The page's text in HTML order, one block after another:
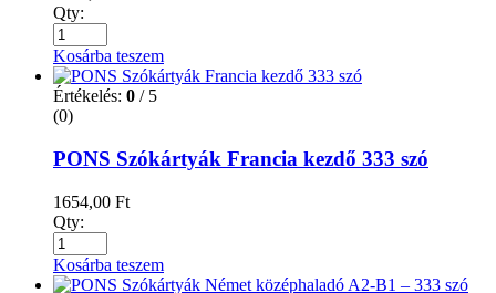
Qty:
Kosárba teszem
Értékelés: 0 / 5
(0)
PONS Szókártyák Francia kezdő 333 szó
1654,00 Ft
Qty:
Kosárba teszem